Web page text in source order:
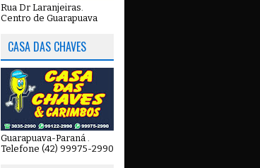
Rua Dr Laranjeiras.
Centro de Guarapuava
CASA DAS CHAVES
Guarapuava-Paraná .
Telefone (42) 99975-2990